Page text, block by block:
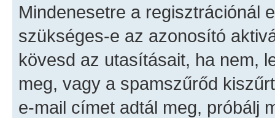
Mindenesetre a regisztrációnál
szükséges-e az azonosító
kövesd az utasításait, ha nem,
meg, vagy a spamszűrőd
e-mail címet adtál meg, próbálj